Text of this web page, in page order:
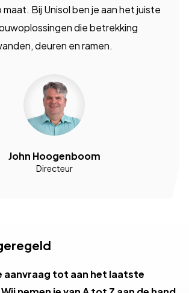
Bij Unisol ben je aan het juiste
die betrekking
deuren en ramen.
John Hoogenboom
Directeur
aanvraag tot aan het laatste